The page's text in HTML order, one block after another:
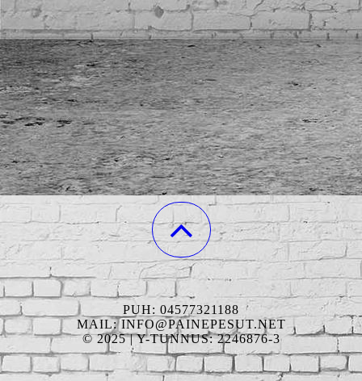
PUH: 04577321188
MAIL: INFO@PAINEPESUT.NET
© 2025 | Y-TUNNUS: 2246876-3